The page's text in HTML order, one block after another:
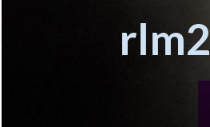
rlm2